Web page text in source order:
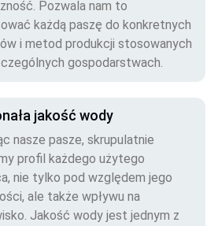
Pozwala nam to
każdą paszę do konkretnych
i metod produkcji stosowanych
gospodarstwach.
jakość wody
nasze pasze, skrupulatnie
profil każdego użytego
nie tylko pod względem jego
ale także wpływu na
Jakość wody jest jednym z